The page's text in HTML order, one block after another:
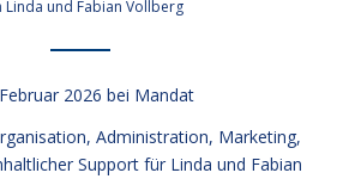
Linda und Fabian Vollberg
2026 bei Mandat
Administration, Marketing,
Support für Linda und Fabian